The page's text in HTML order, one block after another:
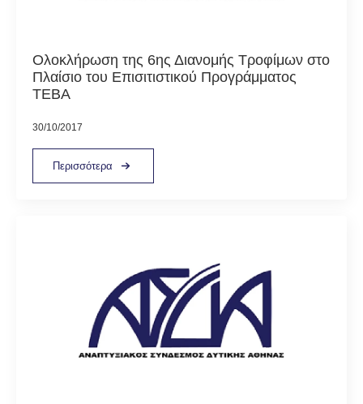
Ολοκλήρωση της 6ης Διανομής Τροφίμων στο
Πλαίσιο του Επισιτιστικού Προγράμματος
ΤΕΒΑ
30/10/2017
Περισσότερα